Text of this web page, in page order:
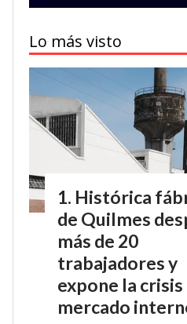
Lo más visto
Histórica
de Quilmes
más de 20
trabajadores y
expone la crisis
mercado